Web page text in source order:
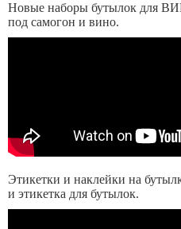
Новые наборы бутылок для
под самогон и вино.
Этикетки и наклейки на
и этикетка для бутылок.